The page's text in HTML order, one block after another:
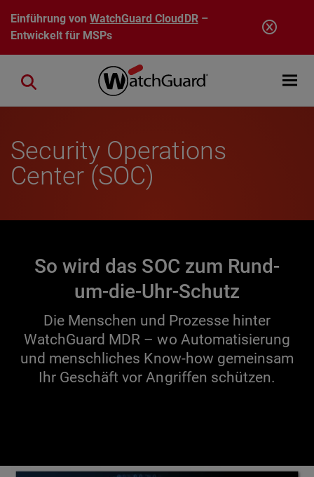
Direkt zum Inhalt
Einführung vonWatchGuard CloudDR–
Entwickelt für MSPs
Open
Close search
Security Operations
Center (SOC)
So wird das SOC zum Rund-
um-die-Uhr-Schutz
Die Menschen und Prozesse hinter
WatchGuard MDR – wo Automatisierung
und menschliches Know-how gemeinsam
Ihr Geschäft vor Angriffen schützen.